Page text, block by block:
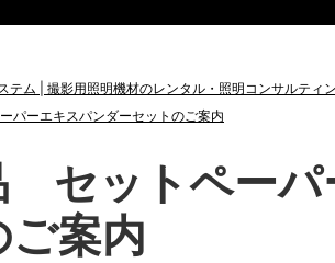
テム | 撮影用照明機材のレンタル・照明コンサルティ
パーエキスパンダーセットのご案内
セットペーパ
ご案内